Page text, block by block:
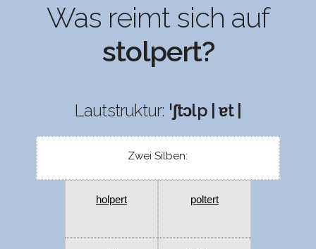
Was reimt sich auf
stolpert?
Lautstruktur: ˈʃtɔlp | ɐt |
Zwei Silben:
holpert poltert